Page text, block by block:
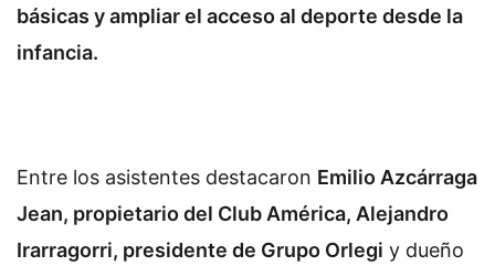
básicas y ampliar el acceso al deporte desde la
infancia.
Entre los asistentes destacaron Emilio Azcárraga
Jean, propietario del Club América, Alejandro
Irarragorri, presidente de Grupo Orlegi y dueño